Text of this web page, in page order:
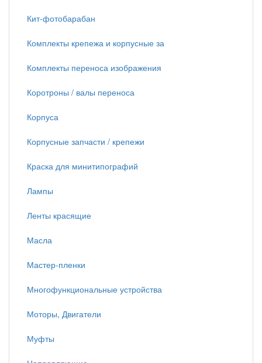
Кит-фотобарабан
Комплекты крепежа и корпусные за
Комплекты переноса изображения
Коротроны / валы переноса
Корпуса
Корпусные запчасти / крепежи
Краска для минитипографий
Лампы
Ленты красящие
Масла
Мастер-пленки
Многофункциональные устройства
Моторы, Двигатели
Муфты